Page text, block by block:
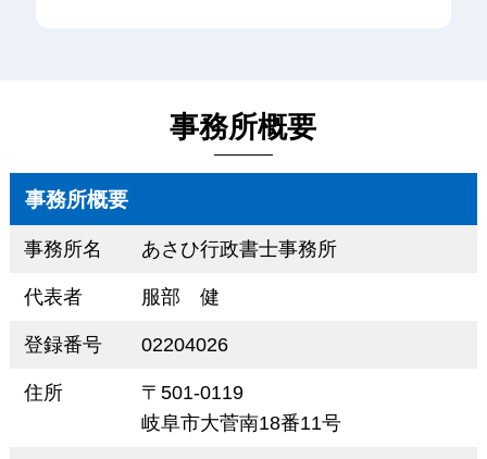
事務所概要
事務所名 あさひ行政書士事務所
代表者 服部 健
登録番号 02204026
住所
〒501-0119
岐阜市大菅南18番11号
事務所概要